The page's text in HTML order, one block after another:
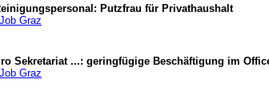
Putzfrau für Privathaushalt
Job Graz
Sekretariat ...: geringfügige Beschäftigung im
Job Graz